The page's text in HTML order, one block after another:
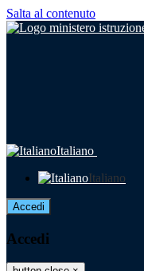
Salta al contenuto
Italiano
Italiano
Accedi
Accedi